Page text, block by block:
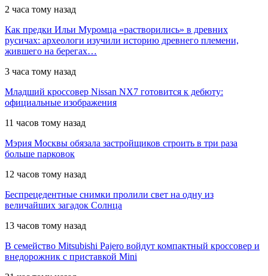
2 часа тому назад
Как предки Ильи Муромца «растворились» в древних
русичах: археологи изучили историю древнего племени,
жившего на берегах…
3 часа тому назад
Младший кроссовер Nissan NX7 готовится к дебюту:
официальные изображения
11 часов тому назад
Мэрия Москвы обязала застройщиков строить в три раза
больше парковок
12 часов тому назад
Беспрецедентные снимки пролили свет на одну из
величайших загадок Солнца
13 часов тому назад
В семейство Mitsubishi Pajero войдут компактный кроссовер и
внедорожник с приставкой Mini